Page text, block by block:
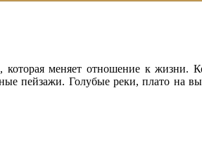
меняет отношение к жизни.
пейзажи. Голубые реки, плато на